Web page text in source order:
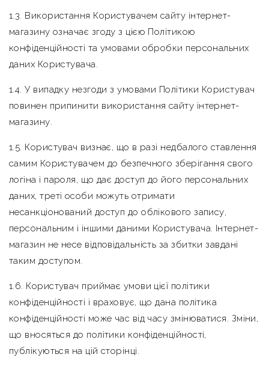
1.3. Використання Користувачем сайту інтернет-
магазину означає згоду з цією Політикою
конфіденційності та умовами обробки персональних
даних Користувача.
1.4. У випадку незгоди з умовами Політики Користувач
повинен припинити використання сайту інтернет-
магазину.
1.5. Користувач визнає, що в разі недбалого ставлення
самим Користувачем до безпечного зберігання свого
логіна і пароля, що дає доступ до його персональних
даних, треті особи можуть отримати
несанкціонований доступ до облікового запису,
персональним і іншими даними Користувача. Інтернет-
магазин не несе відповідальність за збитки завдані
таким доступом.
1.6. Користувач приймає умови цієї політики
конфіденційності і враховує, що дана політика
конфіденційності може час від часу змінюватися. Зміни,
що вносяться до політики конфіденційності,
публікуються на цій сторінці.